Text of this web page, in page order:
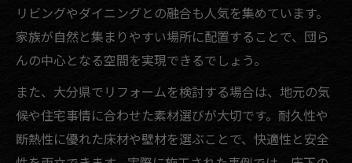
リビングやダイニングとの融合も人気を集めています。
家族が自然と集まりやすい場所に配置することで、団ら
んの中心となる空間を実現できるでしょう。
また、大分県でリフォームを検討する場合は、地元の気
候や住宅事情に合わせた素材選びが大切です。耐久性や
断熱性に優れた床材や壁材を選ぶことで、快適性と安全